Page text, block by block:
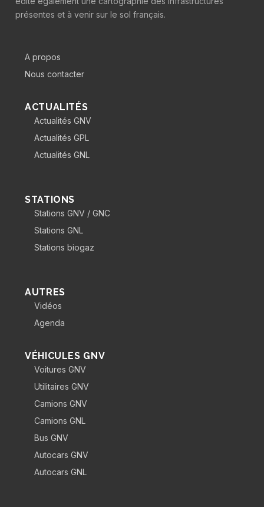
présentes et à venir sur le sol français.
A propos
Nous contacter
ACTUALITÉS
Actualités GNV
Actualités GPL
Actualités GNL
STATIONS
Stations GNV / GNC
Stations GNL
Stations biogaz
AUTRES
Vidéos
Agenda
VÉHICULES GNV
Voitures GNV
Utilitaires GNV
Camions GNV
Camions GNL
Bus GNV
Autocars GNV
Autocars GNL